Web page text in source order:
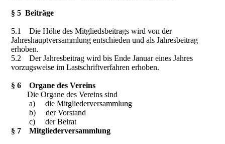
§ 5 Beiträge
5.1 Die Höhe des Mitgliedsbeitrags wird von der
Jahreshauptversammlung entschieden und als Jahresbeitrag
erhoben.
5.2 Der Jahresbeitrag wird bis Ende Januar eines Jahres
vorzugsweise im Lastschriftverfahren erhoben.
§ 6 Organe des Vereins
Die Organe des Vereins sind
a) die Mitgliederversammlung
b) der Vorstand
c) der Beirat
§ 7 Mitgliederversammlung